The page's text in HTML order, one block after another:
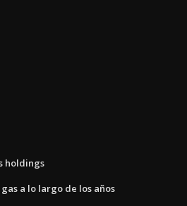
holdings
a lo largo de los años